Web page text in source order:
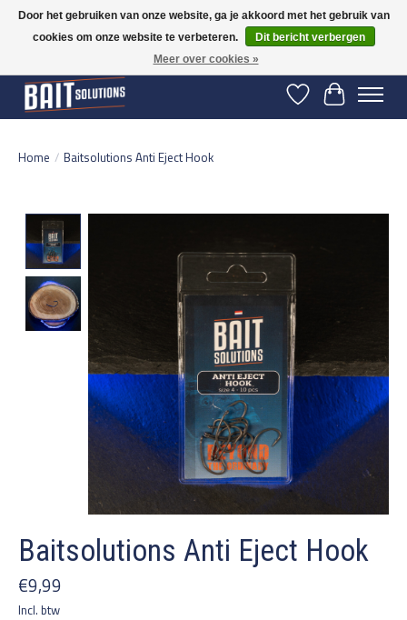
Gratis verzending vanaf 50 euro binnen NL | Op voorraad binnen 2-5 werkdagen
verzonden | België vanaf 70 euro gratis verzonden
Verlanglijst
Home / Baitsolutions Anti Eject Hook
Baitsolutions Anti Eject Hook
€9,99
Incl. btw
Door het gebruiken van onze website, ga je akkoord met het gebruik van
cookies om onze website te verbeteren.
Dit bericht verbergen
Meer over cookies »